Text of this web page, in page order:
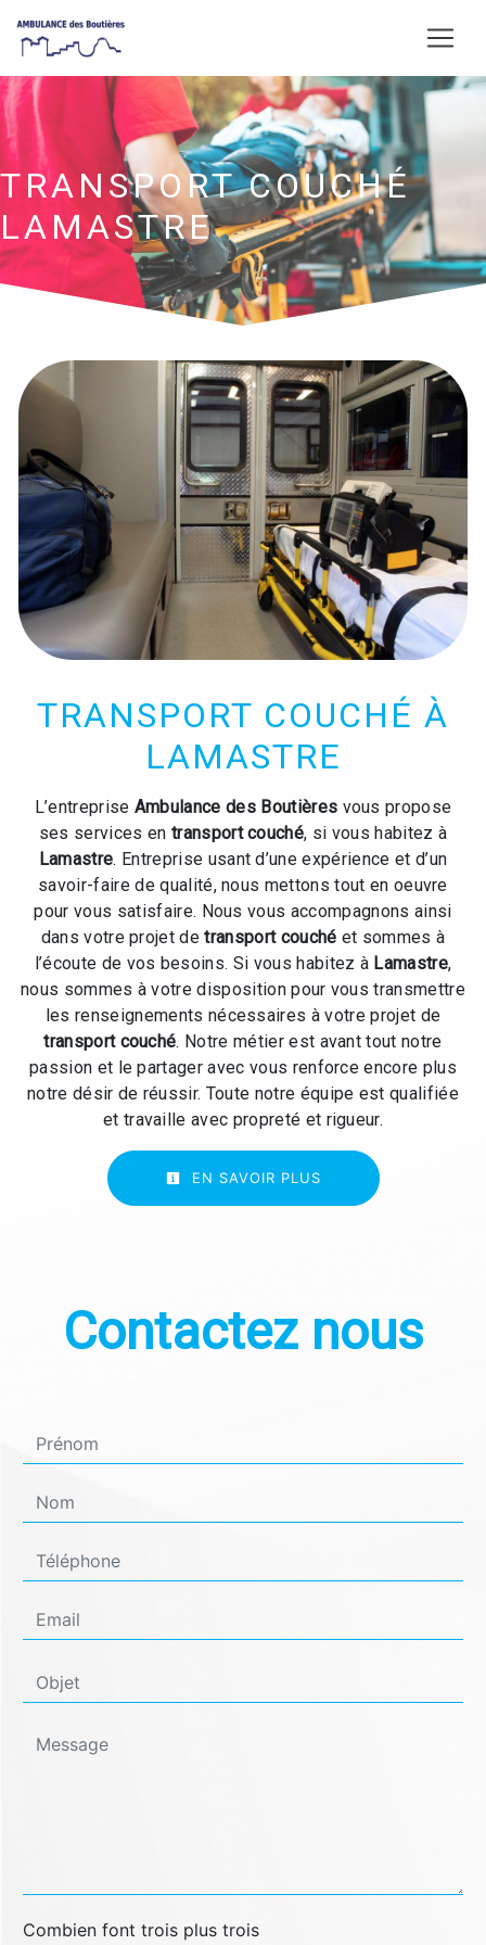
TRANSPORT COUCHÉ
LAMASTRE
TRANSPORT COUCHÉ À
LAMASTRE
L’entreprise Ambulance des Boutières vous propose
ses services en transport couché, si vous habitez à
Lamastre. Entreprise usant d’une expérience et d’un
savoir-faire de qualité, nous mettons tout en oeuvre
pour vous satisfaire. Nous vous accompagnons ainsi
dans votre projet detransport couché et sommes à
l’écoute de vos besoins. Si vous habitez à Lamastre,
nous sommes à votre disposition pour vous transmettre
les renseignements nécessaires à votre projet de
transport couché. Notre métier est avant tout notre
passion et le partager avec vous renforce encore plus
notre désir de réussir. Toute notre équipe est qualifiée
et travaille avec propreté et rigueur.
EN SAVOIR PLUS
Contactez nous
Combien font trois plus trois